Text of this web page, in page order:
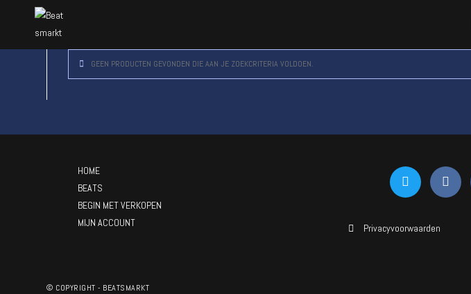
GEEN PRODUCTEN GEVONDEN DIE AAN JE ZOEKCRITERIA VOLDOEN.
HOME
BEATS
BEGIN MET VERKOPEN
MIJN ACCOUNT
Privacyvoorwaarden
© COPYRIGHT - BEATSMARKT